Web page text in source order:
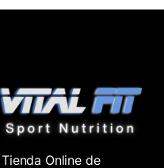
Tienda Online de